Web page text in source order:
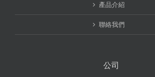
產品介紹
聯絡我們
公司